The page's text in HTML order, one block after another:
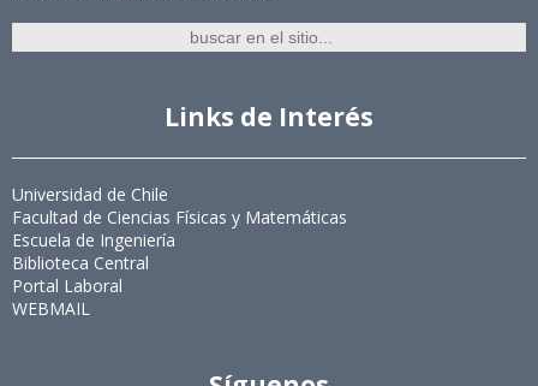
Links de Interés
Universidad de Chile
Facultad de Ciencias Físicas y Matemáticas
Escuela de Ingeniería
Biblioteca Central
Portal Laboral
WEBMAIL